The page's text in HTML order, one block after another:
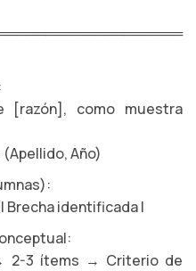
[razón], como muestra
Año)
Brecha identificada |
2-3 ítems → Criterio de